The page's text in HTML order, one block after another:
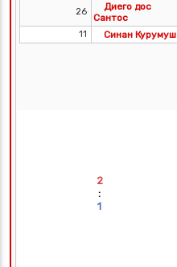
26
Диего дос
Сантос
11 Синан Курумуш
2
:
1